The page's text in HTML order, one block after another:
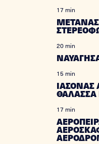
17 min
20 min
15 min
ΙΑΣΟΝΑΣ
ΘΑΛΑΣΣΑ
17 min